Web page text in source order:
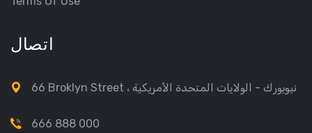
اتصال
66 Broklyn Street ، نيويورك - الولايات المتحدة الأمريكية
666 888 000